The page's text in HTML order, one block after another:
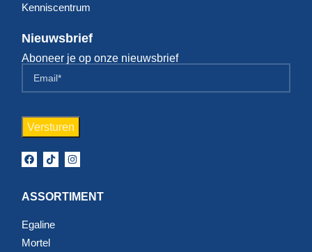
Kenniscentrum
Nieuwsbrief
Aboneer je op onze nieuwsbrief
ASSORTIMENT
Egaline
Mortel